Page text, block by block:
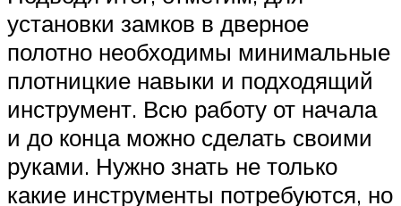
установки замков в дверное
полотно необходимы минимальные
плотницкие навыки и подходящий
инструмент. Всю работу от начала
и до конца можно сделать своими
руками. Нужно знать не только
какие инструменты потребуются, но